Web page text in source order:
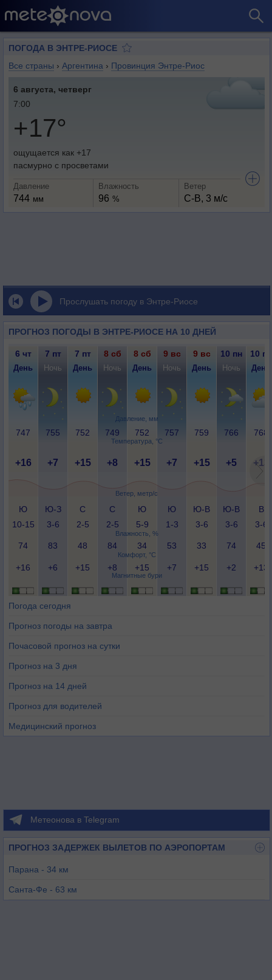
ПОГОДА В ЭНТРЕ-РИОСЕ
Все страны › Аргентина › Провинция Энтре-Риос
6 августа, четверг
7:00
+17°
ощущается как +17
пасмурно с просветами
Давление
744 мм
Влажность
96 %
Ветер
С-В, 3 м/с
Прослушать погоду в Энтре-Риосе
ПРОГНОЗ ПОГОДЫ В ЭНТРЕ-РИОСЕ НА 10 ДНЕЙ
Давление, мм
Температура, °C
Ветер, метр/с
Влажность, %
Комфорт, °C
Магнитные бури
6 чт 7 пт 7 пт 8 сб 8 сб 9 вс 9 вс 10 пн 10 пн
День Ночь День Ночь День Ночь День Ночь День
747 755 752 749 752 757 759 766 768
+16 +7 +15 +8 +15 +7 +15 +5 +13
Ю
10-15
Ю-З
3-6
С
2-5
С
2-5
Ю
5-9
Ю
1-3
Ю-В
3-6
Ю-В
3-6
В
3-6
74 83 48 84 34 53 33 74 45
+16 +6 +15 +8 +15 +7 +15 +2 +13
Погода сегодня
Прогноз погоды на завтра
Почасовой прогноз на сутки
Прогноз на 3 дня
Прогноз на 14 дней
Прогноз для водителей
Медицинский прогноз
Метеонова в Telegram
ПРОГНОЗ ЗАДЕРЖЕК ВЫЛЕТОВ ПО АЭРОПОРТАМ
Парана - 34 км
Санта-Фе - 63 км